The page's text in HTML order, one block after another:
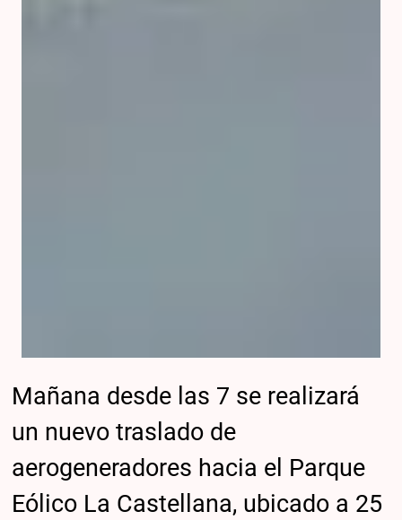
Mañana desde las 7 se realizará
un nuevo traslado de
aerogeneradores hacia el Parque
Eólico La Castellana, ubicado a 25